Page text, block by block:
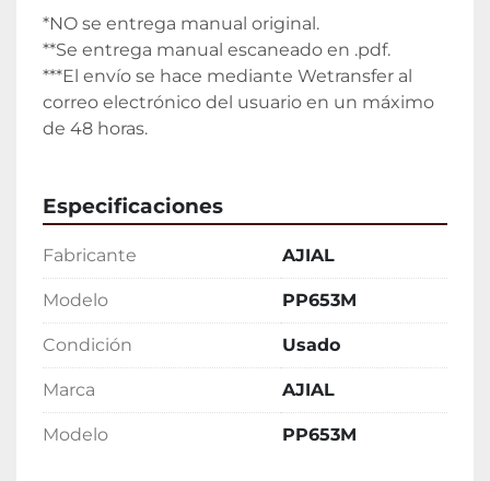
*NO se entrega manual original.
**Se entrega manual escaneado en .pdf.
***El envío se hace mediante Wetransfer al
correo electrónico del usuario en un máximo
de 48 horas.
Especificaciones
Fabricante AJIAL
Modelo PP653M
Condición Usado
Marca AJIAL
Modelo PP653M